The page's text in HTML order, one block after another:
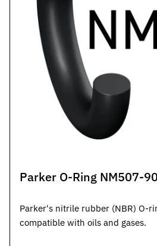
Parker O-Ring NM507-90
Parker's nitrile rubber (NBR) O-
compatible with oils and gases.